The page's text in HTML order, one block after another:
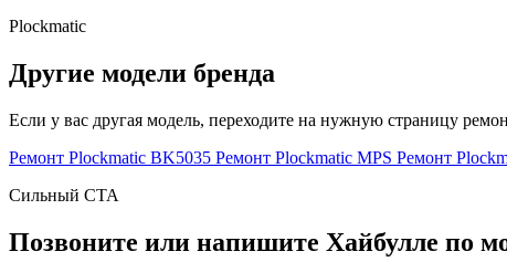
Plockmatic
Другие модели бренда
Если у вас другая модель, переходите на нужную страницу
Ремонт Plockmatic BK5035 Ремонт Plockmatic MPS Ремонт
Сильный CTA
Позвоните или напишите Хайбулле по